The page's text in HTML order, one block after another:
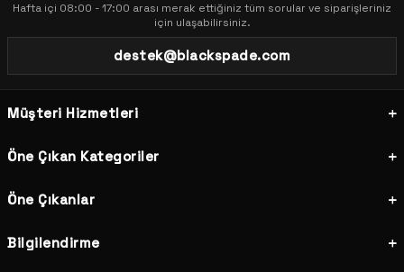
Hafta içi 08:00 - 17:00 arası merak ettiğiniz tüm sorular ve siparişleriniz
için ulaşabilirsiniz.
destek@blackspade.com
Müşteri Hizmetleri
Öne Çıkan Kategoriler
Öne Çıkanlar
Bilgilendirme